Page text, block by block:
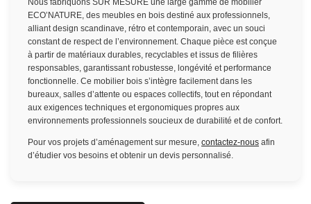
Nous fabriquons SUR MESURE une large gamme de mobilier
ECO’NATURE, des meubles en bois destiné aux professionnels,
alliant design scandinave, rétro et contemporain, avec un souci
constant de respect de l’environnement. Chaque pièce est conçue
à partir de matériaux durables, recyclables et issus de filières
responsables, garantissant robustesse, longévité et performance
fonctionnelle. Ce mobilier bois s’intègre facilement dans les
bureaux, salles d’attente ou espaces collectifs, tout en répondant
aux exigences techniques et ergonomiques propres aux
environnements professionnels soucieux de durabilité et de confort.
Pour vos projets d’aménagement sur mesure, contactez-nous afin
d’étudier vos besoins et obtenir un devis personnalisé.